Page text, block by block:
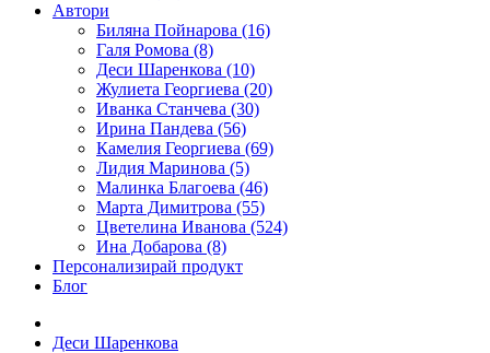
Автори
Биляна Пойнарова (16)
Галя Ромова (8)
Деси Шаренкова (10)
Жулиета Георгиева (20)
Иванка Станчева (30)
Ирина Пандева (56)
Камелия Георгиева (69)
Лидия Маринова (5)
Малинка Благоева (46)
Марта Димитрова (55)
Цветелина Иванова (524)
Ина Добарова (8)
Персонализирай продукт
Блог
Деси Шаренкова